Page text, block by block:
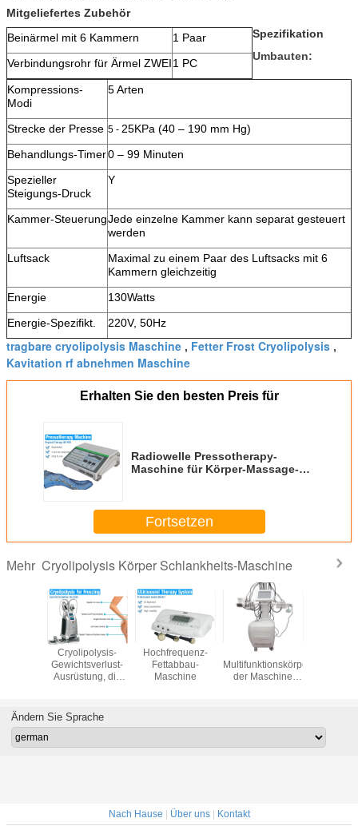
Mitgeliefertes Zubehör
Beinärmel mit 6 Kammern
1 Paar
Verbindungsrohr für Ärmel ZWEI1 PC
Spezifikation
Kompressions-
Modi
5 Arten
Strecke der Presse 5 - 25KPa (40 – 190 mm Hg)
Behandlungs-Timer0 – 99 Minuten
Spezieller
Steigungs-Druck
Y
Kammer-SteuerungJede einzelne Kammer kann separat gesteuert
werden
Luftsack
Maximal zu einem Paar des Luftsacks mit 6
Kammern gleichzeitig
Energie
130Watts
Energie-Spezifikt.
220V, 50Hz
Umbauten:
tragbare cryolipolysis Maschine , Fetter Frost Cryolipolysis ,
Kavitation rf abnehmen Maschine
Erhalten Sie den besten Preis für
Radiowelle Pressotherapy-
Maschine für Körper-Massage-
Fortsetzen
Mehr Cryolipolysis Körper Schlankheits-Maschine
Cryolipolysis-
Gewichtsverlust-
Ausrüstung, die
Hochfrequenz-
Fettabbau-
Maschine
8 in 1
Multifunktionskörper,
der Maschine
Ändern Sie Sprache
Nach Hause Über uns| Kontakt